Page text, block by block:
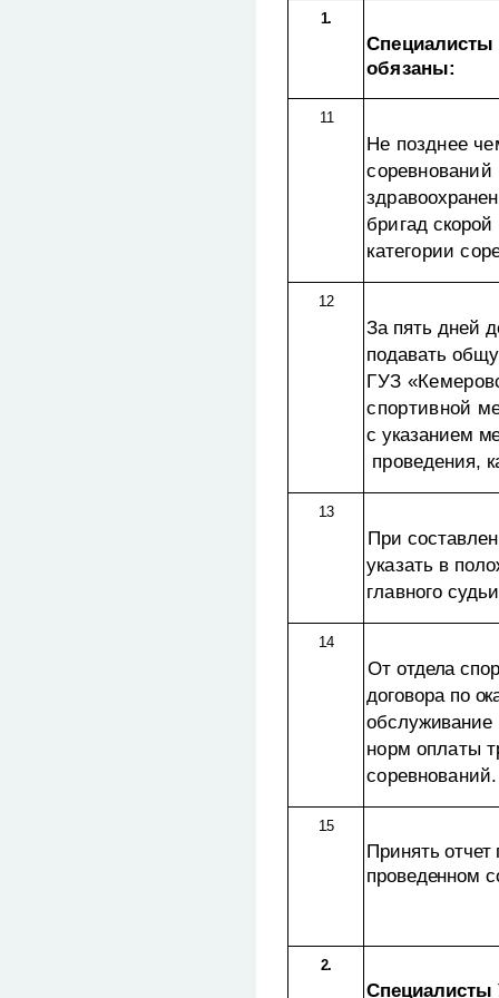
1.
обязаны:
1.1
Не позднее
соревнований
бригад c
категории
1.2
За пять дней
подавать
ГУЗ
спортивной
с указанием
проведения,
1.3
При
указать в
главного
1.4
От отдела
договора по
обслуживание
норм оплаты
соревнований.
1.5
Принять отчет
проведенном
2.
Специалисты